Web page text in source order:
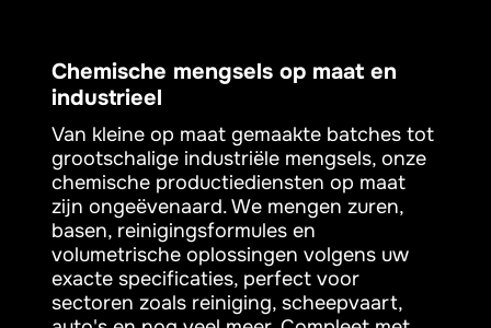
Chemische mengsels op maat en
industrieel
Van kleine op maat gemaakte batches tot
grootschalige industriële mengsels, onze
chemische productiediensten op maat
zijn ongeëvenaard. We mengen zuren,
basen, reinigingsformules en
volumetrische oplossingen volgens uw
exacte specificaties, perfect voor
sectoren zoals reiniging, scheepvaart,